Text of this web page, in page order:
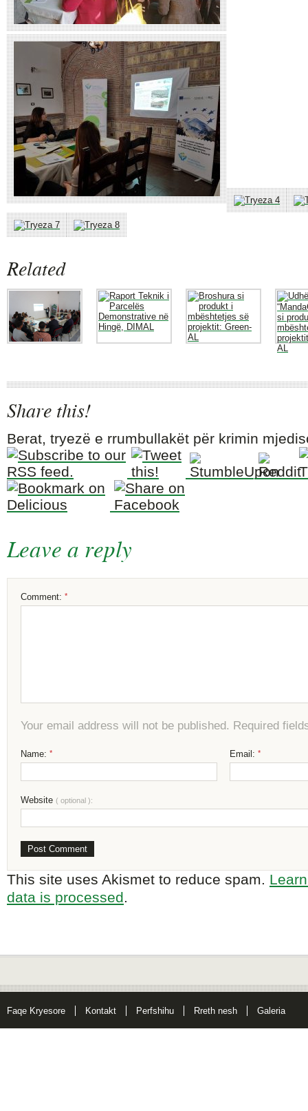
Related
Share this!
Berat, tryezë e rrumbullakët për krimin
Leave a reply
Comment: *
Your email address will not be published. Required
Name: * Email: *
Website ( optional ):
This site uses Akismet to reduce spam.
data is processed.
Faqe Kryesore Kontakt Perfshihu Rreth nesh Galeria